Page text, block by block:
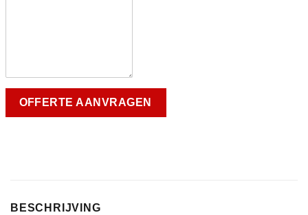
BESCHRIJVING